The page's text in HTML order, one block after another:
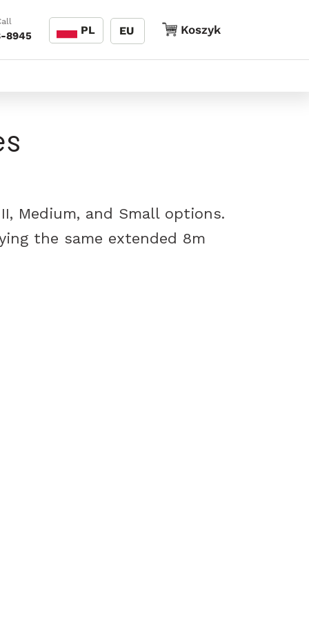
8945
Język
PL EU Koszyk
Koszyk
Medium, and Small options.
the same extended 8m